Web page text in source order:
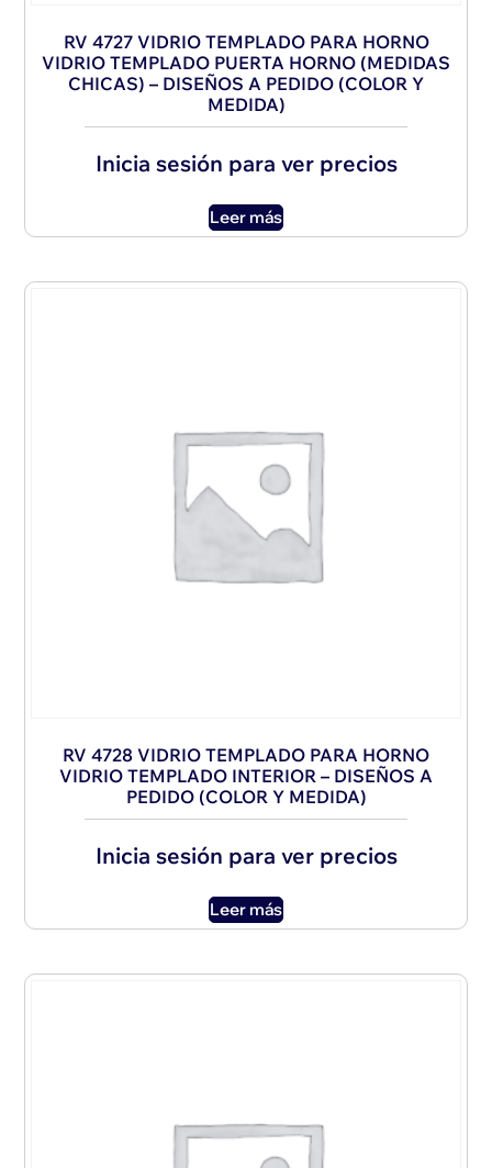
RV 4727 VIDRIO TEMPLADO PARA HORNO
VIDRIO TEMPLADO PUERTA HORNO (MEDIDAS
CHICAS) – DISEÑOS A PEDIDO (COLOR Y
MEDIDA)
Inicia sesión para ver precios
Leer más
RV 4728 VIDRIO TEMPLADO PARA HORNO
VIDRIO TEMPLADO INTERIOR – DISEÑOS A
PEDIDO (COLOR Y MEDIDA)
Inicia sesión para ver precios
Leer más